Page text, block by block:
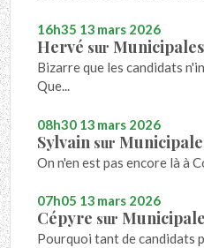
16h35 13 mars 2026
Hervé sur
Bizarre que les candidats
Que...
08h30 13 mars 2026
Sylvain sur
On n'en est pas encore là à
07h05 13 mars 2026
Cépyre sur
Pourquoi tant de candidats